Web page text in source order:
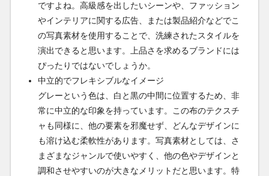
ですよね。高級感を出したいシーンや、ファッション
やインテリアに関する広告、または製品紹介などでこ
の写真素材を使用することで、洗練されたスタイルを
演出できると思います。上品さを求めるブランドには
ぴったりではないでしょうか。
中立的でフレキシブルなイメージ
グレーという色は、白と黒の中間に位置するため、非
常に中立的な印象を持っています。この布のテクスチ
ャも同様に、他の要素を邪魔せず、どんなデザインに
も溶け込む柔軟性があります。写真素材としては、さ
まざまなジャンルで使いやすく、他の色やデザインと
調和させやすいのが大きなメリットだと思います。特